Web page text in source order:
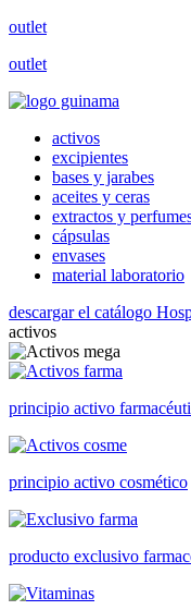
outlet
outlet
activos
excipientes
bases y jarabes
aceites y ceras
extractos y
cápsulas
envases
material laboratorio
descargar el catálogo
activos
principio activo
principio activo cosmético
producto exclusivo